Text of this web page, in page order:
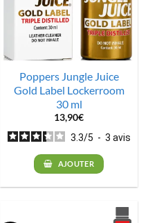
Poppers Jungle Juice
Gold Label Lockerroom
30 ml
13,90€
3.3/5 - 3 avis
AJOUTER